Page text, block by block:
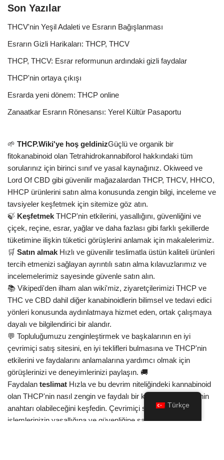
Son Yazılar
THCV'nin Yeşil Adaleti ve Esrarın Bağışlanması
Esrarın Gizli Harikaları: THCP, THCV
THCP, THCV: Esrar reformunun ardındaki gizli faydalar
THCP'nin ortaya çıkışı
Esrarda yeni dönem: THCP online
Zanaatkar Esrarın Rönesansı: Yerel Kültür Pasaportu
🌱 THCP.Wiki'ye hoş geldinizGüçlü ve organik bir
fitokanabinoid olan Tetrahidrokannabiforol hakkındaki tüm
sorularınız için birinci sınıf ve yasal kaynağınız. Okiweed ve
Lord Of CBD gibi güvenilir mağazalardan THCP, THCV, HHCO,
HHCP ürünlerini satın alma konusunda zengin bilgi, inceleme ve
tavsiyeler keşfetmek için sitemize göz atın.
🍃 Keşfetmek THCP'nin etkilerini, yasallığını, güvenliğini ve
çiçek, reçine, esrar, yağlar ve daha fazlası gibi farklı şekillerde
tüketimine ilişkin tüketici görüşlerini anlamak için makalelerimiz.
🛒 Satın almak Hızlı ve güvenilir teslimatla üstün kaliteli ürünleri
tercih etmenizi sağlayan ayrıntılı satın alma kılavuzlarımız ve
incelemelerimiz sayesinde güvenle satın alın.
📚 Vikipedi'den ilham alan wiki'miz, ziyaretçilerimizi THCP ve
THC ve CBD dahil diğer kanabinoidlerin bilimsel ve tedavi edici
yönleri konusunda aydınlatmaya hizmet eden, ortak çalışmaya
dayalı ve bilgilendirici bir alandır.
💬 Topluluğumuzu zenginleştirmek ve başkalarının en iyi
çevrimiçi satış sitesini, en iyi teklifleri bulmasına ve THCP'nin
etkilerini ve faydalarını anlamalarına yardımcı olmak için
görüşlerinizi ve deneyimlerinizi paylaşın. 🚚
Faydalan teslimat Hızla ve bu devrim niteliğindeki kannabinoid
olan THCP'nin nasıl zengin ve faydalı bir kullanıcı deneyiminin
anahtarı olabileceğini keşfedin. Çevrimiçi satın alma
işlemlerinizin yasallığına ve güvenliğine saygı göstererek
Türkçe